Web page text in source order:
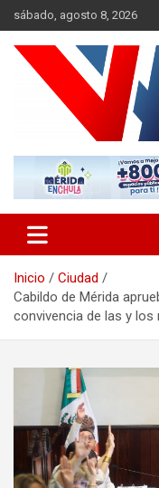
Saltar
al
contenido
sábado, agosto 8, 2026
Vector
Inicio
Ciudad
Cabildo de Mérida
convivencia de las y los